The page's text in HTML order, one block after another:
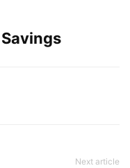
Next article